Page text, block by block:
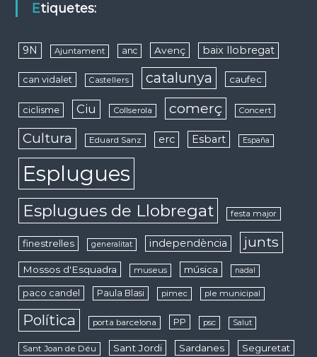
Etiquetes:
9N Ajuntament anc Avenç baix llobregat
can vidalet Castellers catalunya caufec
ciclisme Ciu Collserola comerç Concert
Cultura Eduard Sanz erc Esbart España
Esplugues
Esplugues de Llobregat festa major
finestrelles generalitat independència junts
Mossos d'Esquadra museus música nadal
paco candel Paula Blasi pimec ple municipal
Política porta barcelona PP psc Salut
Sant Joan de Déu Sant Jordi Sardanes Seguretat